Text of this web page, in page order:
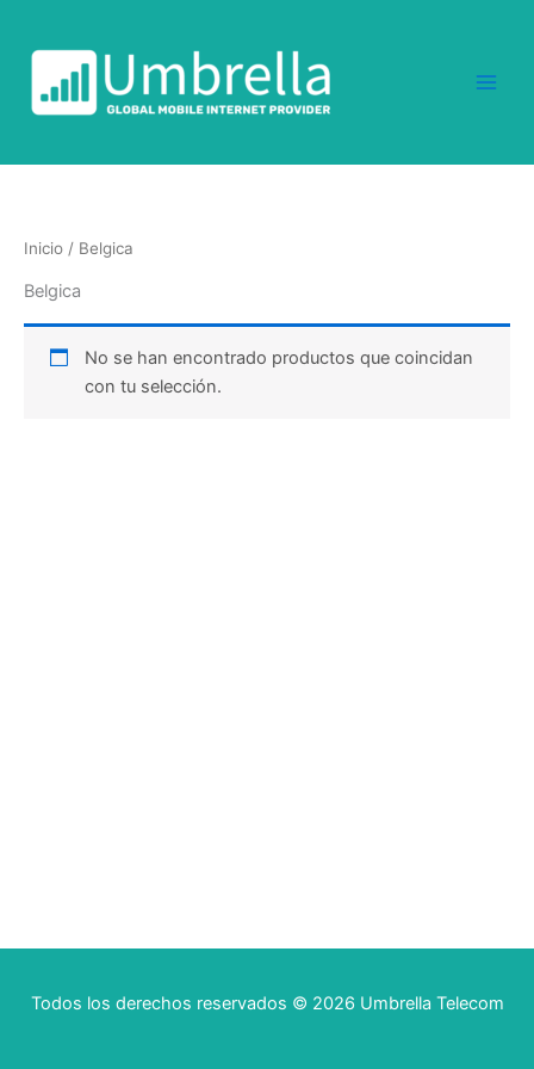
contenido
Inicio / Belgica
Belgica
No se han encontrado productos que coincidan
con tu selección.
Todos los derechos reservados © 2026 Umbrella Telecom